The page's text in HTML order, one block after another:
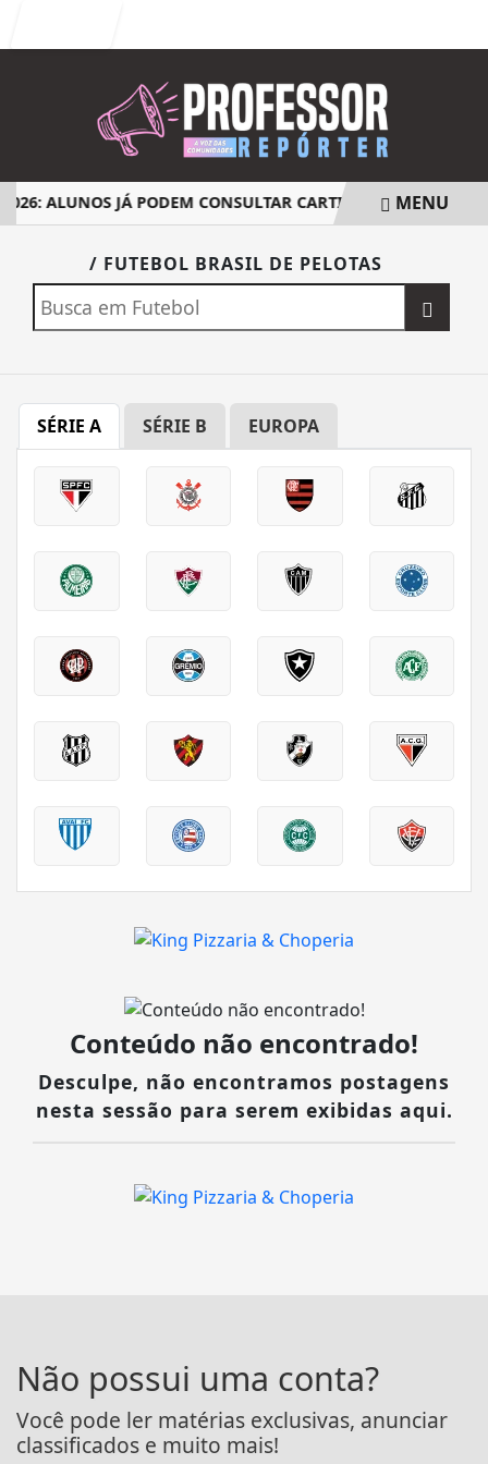
ALUNOS JÁ PODEM CONSULTAR CARTILHA DE REDAÇÃO
MENU
/ FUTEBOL BRASIL DE PELOTAS
SÉRIE A SÉRIE B EUROPA
Conteúdo não encontrado!
Desculpe, não encontramos postagens
nesta sessão para serem exibidas aqui.
Não possui uma conta?
Você pode ler matérias exclusivas, anunciar
classificados e muito mais!